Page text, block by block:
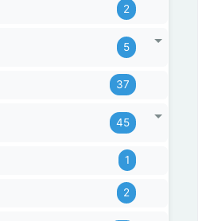
2
5
37
45
1
2